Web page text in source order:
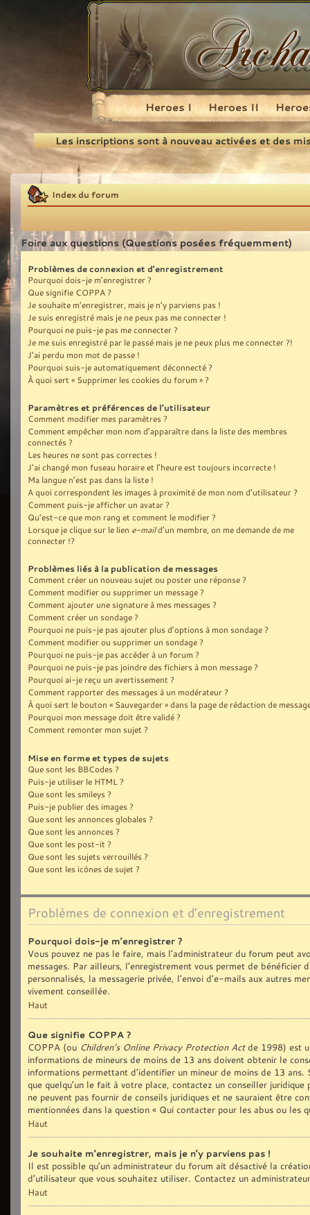
Recherche
Heroes I Heroes II
Les inscriptions sont à nouveau activées et des
Index du forum
Foire aux questions (Questions posées fréquemment)
Problèmes de connexion et d’enregistrement
Pourquoi dois-je m’enregistrer ?
Que signifie COPPA ?
Je souhaite m’enregistrer, mais je n’y parviens pas !
Je suis enregistré mais je ne peux pas me connecter !
Pourquoi ne puis-je pas me connecter ?
Je me suis enregistré par le passé mais je ne peux plus me connecter ?!
J’ai perdu mon mot de passe !
Pourquoi suis-je automatiquement déconnecté ?
À quoi sert « Supprimer les cookies du forum » ?
Paramètres et préférences de l’utilisateur
Comment modifier mes paramètres ?
Comment empêcher mon nom d’apparaître dans la liste des membres
connectés ?
Les heures ne sont pas correctes !
J’ai changé mon fuseau horaire et l’heure est toujours incorrecte !
Ma langue n’est pas dans la liste !
A quoi correspondent les images à proximité de mon nom d’utilisateur ?
Comment puis-je afficher un avatar ?
Qu’est-ce que mon rang et comment le modifier ?
Lorsque je clique sur le lien e-maild’un membre, on me demande de me
connecter !?
Problèmes liés à la publication de messages
Comment créer un nouveau sujet ou poster une réponse ?
Comment modifier ou supprimer un message ?
Comment ajouter une signature à mes messages ?
Comment créer un sondage ?
Pourquoi ne puis-je pas ajouter plus d’options à mon sondage ?
Comment modifier ou supprimer un sondage ?
Pourquoi ne puis-je pas accéder à un forum ?
Pourquoi ne puis-je pas joindre des fichiers à mon message ?
Pourquoi ai-je reçu un avertissement ?
Comment rapporter des messages à un modérateur ?
À quoi sert le bouton « Sauvegarder » dans la page de rédaction de
Pourquoi mon message doit être validé ?
Comment remonter mon sujet ?
Mise en forme et types de sujets
Que sont les BBCodes ?
Puis-je utiliser le HTML ?
Que sont les smileys ?
Puis-je publier des images ?
Que sont les annonces globales ?
Que sont les annonces ?
Que sont les post-it ?
Que sont les sujets verrouillés ?
Que sont les icônes de sujet ?
Problèmes de connexion et d’enregistrement
Pourquoi dois-je m’enregistrer ?
Vous pouvez ne pas le faire, mais l’administrateur du forum peut
messages. Par ailleurs, l’enregistrement vous permet de
personnalisés, la messagerie privée, l’envoi d’e-mails aux autres
vivement conseillée.
Haut
Que signifie COPPA ?
COPPA (ou Children’s Online Privacy Protection Actde 1998) est
informations de mineurs de moins de 13 ans doivent obtenir le
informations permettant d’identifier un mineur de moins de 13 ans.
que quelqu’un le fait à votre place, contactez un conseiller
ne peuvent pas fournir de conseils juridiques et ne sauraient être
mentionnées dans la question « Qui contacter pour les abus ou les
Haut
Je souhaite m’enregistrer, mais je n’y parviens pas !
Il est possible qu’un administrateur du forum ait désactivé la
d’utilisateur que vous souhaitez utiliser. Contactez un
Haut